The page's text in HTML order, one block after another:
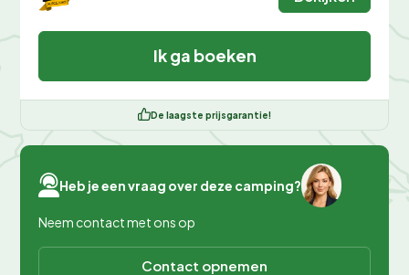
Ik ga boeken
De laagste prijsgarantie!
Heb je een vraag over deze camping?
Neem contact met ons op
Contact opnemen